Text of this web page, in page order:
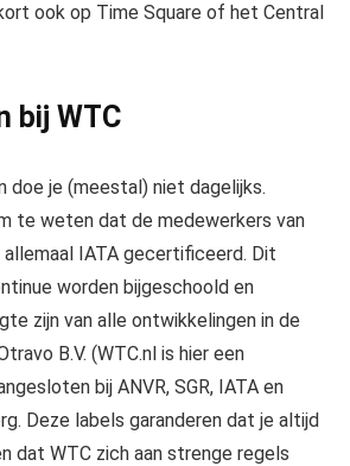
ook op Time Square of het Central
bij WTC
doe je (meestal) niet dagelijks.
te weten dat de medewerkers van
IATA gecertificeerd. Dit
worden bijgeschoold en
zijn van alle ontwikkelingen in de
B.V. (WTC.nl is hier een
bij ANVR, SGR, IATA en
Deze labels garanderen dat je altijd
dat WTC zich aan strenge regels